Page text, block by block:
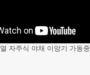
자주식 야채 이앙기 가동중